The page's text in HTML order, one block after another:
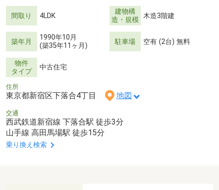
間取り 4LDK
建物構
造・規模 木造3階建
築年月
1990年10月
(築35年11ヶ月)
駐車場 空有 (2台) 無料
物件
タイプ
中古住宅
住所
東京都新宿区下落合4丁目 地図
交通
西武鉄道新宿線 下落合駅 徒歩3分
山手線 高田馬場駅 徒歩15分
乗り換え検索